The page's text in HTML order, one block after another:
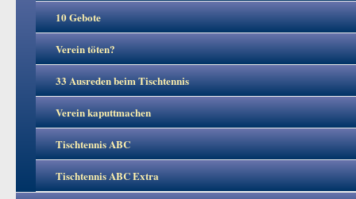
10 Gebote
Verein töten?
33 Ausreden beim Tischtennis
Verein kaputtmachen
Tischtennis ABC
Tischtennis ABC Extra